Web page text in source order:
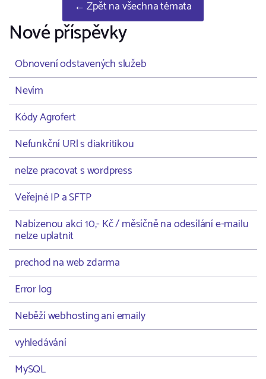
← Zpět na všechna témata
Nové příspěvky
Obnovení odstavených služeb
Nevím
Kódy Agrofert
Nefunkční URl s diakritikou
nelze pracovat s wordpress
Veřejné IP a SFTP
Nabízenou akci 10,- Kč / měsíčně na odesílání e-mailu
nelze uplatnit
prechod na web zdarma
Error log
Neběží webhosting ani emaily
vyhledávání
MySQL